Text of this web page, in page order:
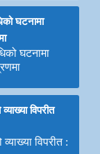
घटनामा
विपरीत :